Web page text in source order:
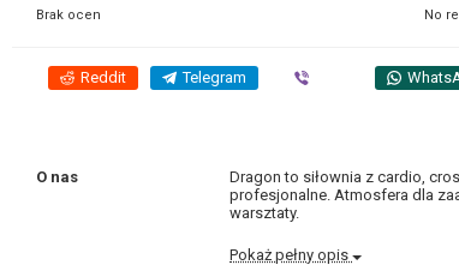
Brak ocen No
Reddit Telegram
O nas
Dragon to siłownia z cardio,
profesjonalne. Atmosfera dla
warsztaty.
Pokaż pełny opis